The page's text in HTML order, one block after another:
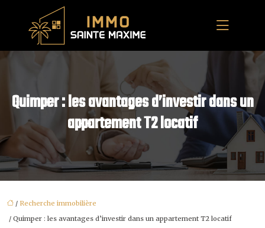
Quimper : les avantages d’investir dans un
appartement T2 locatif
/ Recherche immobilière
/ Quimper : les avantages d’investir dans un appartement T2 locatif